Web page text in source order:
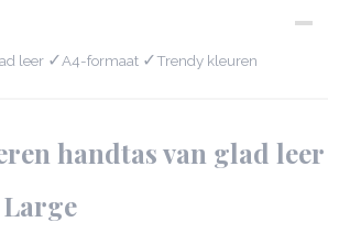
leer ✓A4-formaat ✓Trendy kleuren
handtas van glad leer